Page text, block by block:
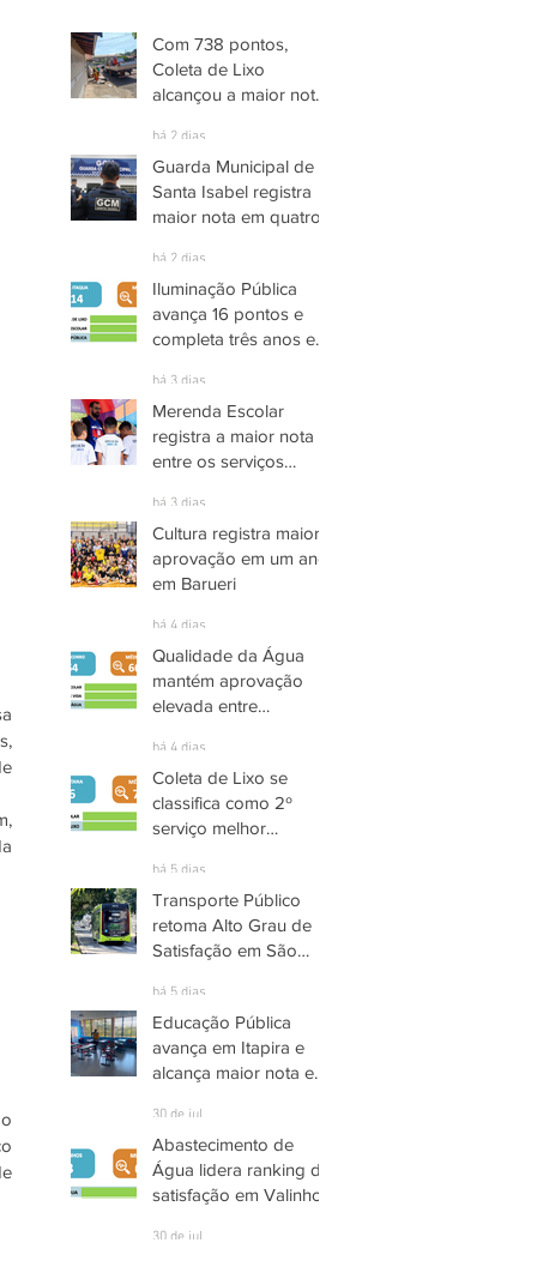
Com 738 pontos,
Coleta de Lixo
alcançou a maior nota
avaliados em
Piracicaba
há 2 dias
Guarda Municipal de
Santa Isabel registra
maior nota em quatro
INDSAT
há 2 dias
Iluminação Pública
avança 16 pontos e
completa três anos em
Satisfação em
Itaquaquecetuba
há 3 dias
Merenda Escolar
registra a maior nota
entre os serviços
há 3 dias
Cultura registra maior
aprovação em um ano
em Barueri
há 4 dias
Qualidade da Água
mantém aprovação
elevada entre
há 4 dias
Coleta de Lixo se
classifica como 2º
serviço melhor
de Parnaíba
há 5 dias
Transporte Público
retoma Alto Grau de
Satisfação em São
há 5 dias
Educação Pública
avança em Itapira e
alcança maior nota em
30 de jul.
Abastecimento de
Água lidera ranking de
satisfação em Valinhos
30 de jul.